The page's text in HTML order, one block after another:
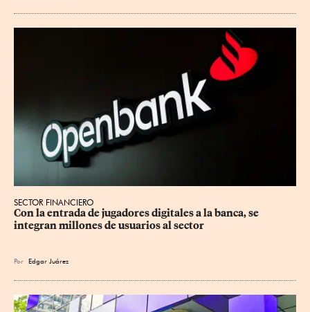
SECTOR FINANCIERO
Con la entrada de jugadores digitales a la banca, se
integran millones de usuarios al sector
Por Edgar Juárez